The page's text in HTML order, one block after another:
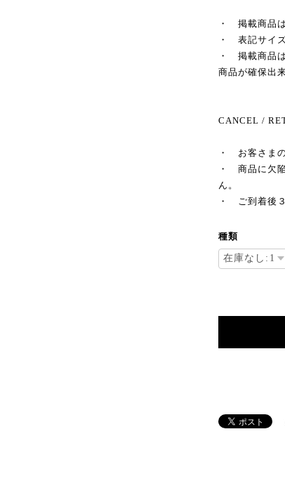
・ 掲載商品
・ 表記サイ
・ 掲載商品
商品が確保出
CANCEL /
・ お客さま
・ 商品に欠
ん。
・ ご到着後
種類